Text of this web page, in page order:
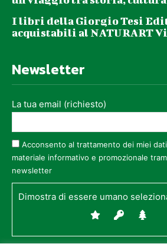
I libri della Giorgio Tesi
acquistabili al NATURART
Newsletter
La tua email (richiesto)
Acconsento al trattamento dei miei
materiale informativo e promozionale
newsletter
Dimostra di essere umano